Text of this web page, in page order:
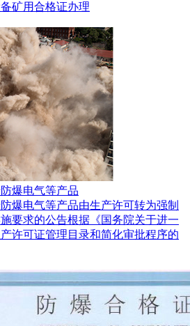
矿用合格证办理
爆电气等产品
爆电气等产品由生产许可转为强制
要求的公告根据《国务院关于进一
许可证管理目录和简化审批程序的